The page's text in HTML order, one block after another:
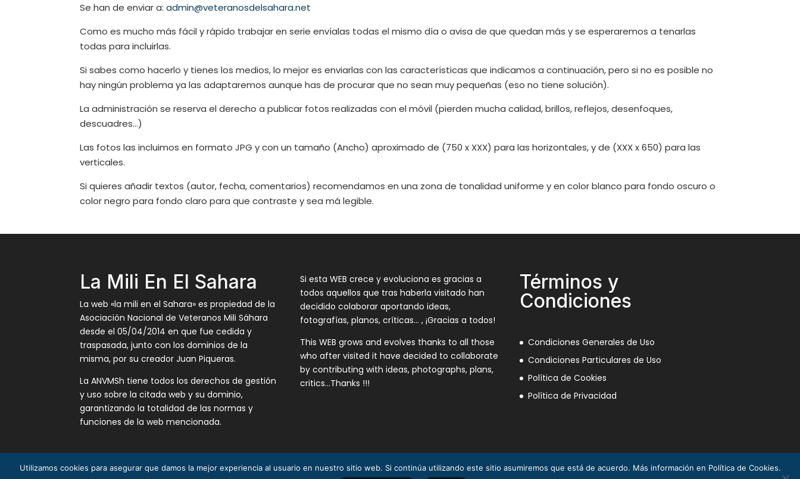
Se han de enviar a:admin@veteranosdelsahara.net
Como es mucho más fácil y rápido trabajar en serie envíalas todas el mismo día o avisa de que quedan más y se esperaremos a tenarlas
todas para incluirlas.
Si sabes como hacerlo y tienes los medios, lo mejor es enviarlas con las características que indicamos a continuación, pero si no es posible no
hay ningún problema ya las adaptaremos aunque has de procurar que no sean muy pequeñas (eso no tiene solución).
La administración se reserva el derecho a publicar fotos realizadas con el móvil (pierden mucha calidad, brillos, reflejos, desenfoques,
descuadres…)
Las fotos las incluimos en formato JPG y con un tamaño (Ancho) aproximado de (750 x XXX) para las horizontales, y de (XXX x 650) para las
verticales.
Si quieres añadir textos (autor, fecha, comentarios) recomendamos en una zona de tonalidad uniforme y en color blanco para fondo oscuro o
color negro para fondo claro para que contraste y sea má legible.
La Mili En El Sahara
La web «la mili en el Sahara» es propiedad de la
Asociación Nacional de Veteranos Mili Sáhara
desde el 05/04/2014 en que fue cedida y
traspasada, junto con los dominios de la
misma, por su creador Juan Piqueras.
La ANVMSh tiene todos los derechos de gestión
y uso sobre la citada web y su dominio,
garantizando la totalidad de las normas y
funciones de la web mencionada.
Si esta WEB crece y evoluciona es gracias a
todos aquellos que tras haberla visitado han
decidido colaborar aportando ideas,
fotografías, planos, críticas… , ¡Gracias a todos!
This WEB grows and evolves thanks to all those
who after visited it have decided to collaborate
by contributing with ideas, photographs, plans,
critics…Thanks !!!
Términos y
Condiciones
Condiciones Generales de Uso
Condiciones Particulares de Uso
Política de Cookies
Política de Privacidad
La Mili en el Sáhara ® Juan Piqueras 2003-2013
Utilizamos cookies para asegurar que damos la mejor experiencia al usuario en nuestro sitio web. Si continúa utilizando este sitio asumiremos que está de acuerdo. Más información en Política de Cookies.